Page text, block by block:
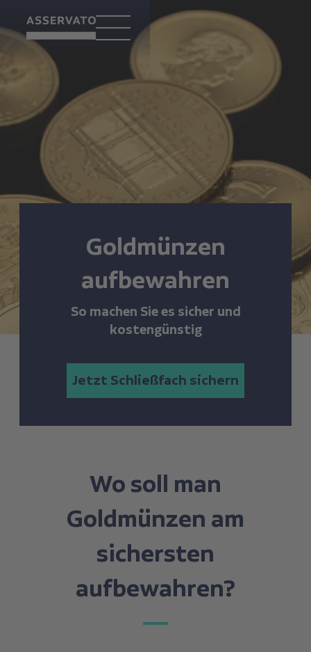
Goldmünzen
aufbewahren
So machen Sie es sicher und
kostengünstig
Jetzt Schließfach sichern
Wo soll man
Goldmünzen am
sichersten
aufbewahren?